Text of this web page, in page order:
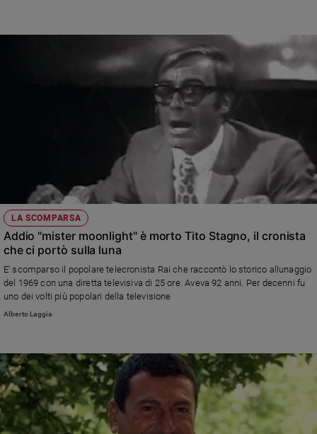
LA SCOMPARSA
Addio "mister moonlight" è morto Tito Stagno, il cronista
che ci portò sulla luna
E' scomparso il popolare telecronista Rai che raccontò lo storico allunaggio
del 1969 con una diretta televisiva di 25 ore. Aveva 92 anni. Per decenni fu
uno dei volti più popolari della televisione
Alberto Laggia